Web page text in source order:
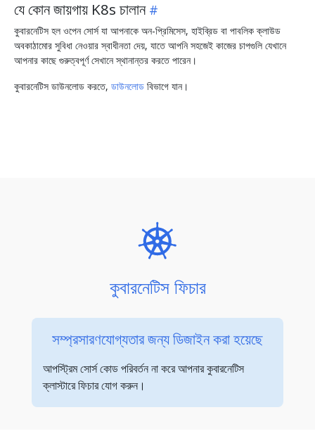
যে কোন জায়গায় K8s চালান
কুবারনেটিস হল ওপেন সোর্স যা আপনাকে অন-প্রিমিসেস, হাইব্রিড বা পাবলিক ক্লাউড
অবকাঠামোর সুবিধা নেওয়ার স্বাধীনতা দেয়, যাতে আপনি সহজেই কাজের চাপগুলি যেখানে
আপনার কাছে গুরুত্বপূর্ণ সেখানে স্থানান্তর করতে পারেন।
কুবারনেটিস ডাউনলোড করতে, ডাউনলোড বিভাগে যান।
কুবারনেটিস ফিচার
সম্প্রসারণযোগ্যতার জন্য ডিজাইন করা হয়েছে
আপস্ট্রিম সোর্স কোড পরিবর্তন না করে আপনার কুবারনেটিস
ক্লাস্টারে ফিচার যোগ করুন।